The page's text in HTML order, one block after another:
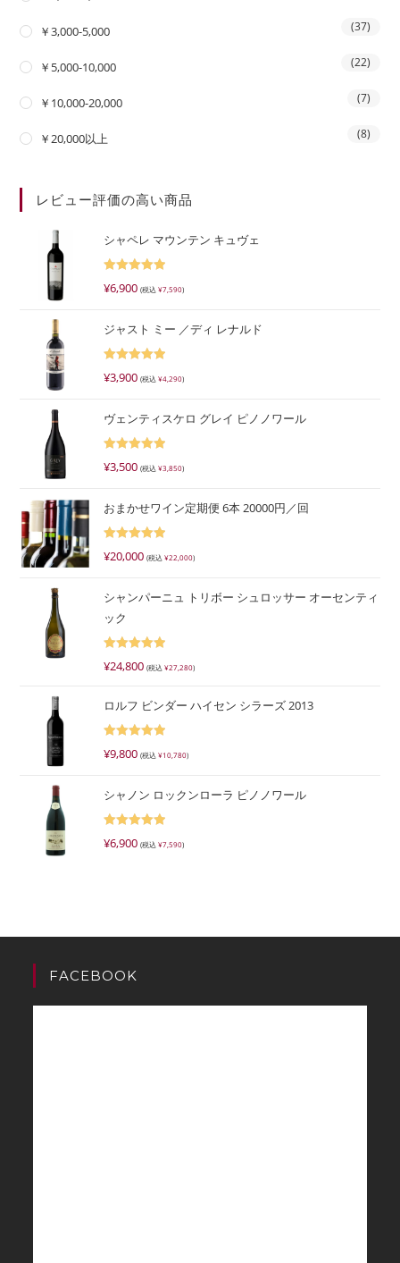
￥3,000-5,000 (37)
￥5,000-10,000 (22)
￥10,000-20,000 (7)
￥20,000以上 (8)
レビュー評価の高い商品
シャペレ マウンテン キュヴェ
5段階で
¥6,900 (税込¥7,590)
ジャスト ミー ／ディ レナルド
5段階で
¥3,900 (税込¥4,290)
ヴェンティスケロ グレイ ピノノワール
5段階で
¥3,500 (税込¥3,850)
おまかせワイン定期便 6本 20000円／回
5段階で
¥20,000 (税込¥22,000)
シャンパーニュ トリボー シュロッサー オーセンティ
ック
5段階で
¥24,800 (税込¥27,280)
ロルフ ビンダー ハイセン シラーズ 2013
5段階で
¥9,800 (税込¥10,780)
シャノン ロックンローラ ピノノワール
5段階で
¥6,900 (税込¥7,590)
FACEBOOK